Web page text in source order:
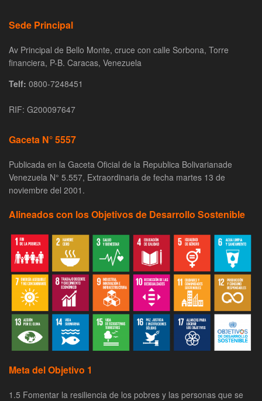
Sede Principal
Av Principal de Bello Monte, cruce con calle Sorbona, Torre
financiera, P-B. Caracas, Venezuela
Telf: 0800-7248451
RIF: G200097647
Gaceta N° 5557
Publicada en la Gaceta Oficial de la Republica Bolivarianade
Venezuela N° 5.557, Extraordinaria de fecha martes 13 de
noviembre del 2001.
Alineados con los Objetivos de Desarrollo Sostenible
Meta del Objetivo 1
1.5 Fomentar la resiliencia de los pobres y las personas que se